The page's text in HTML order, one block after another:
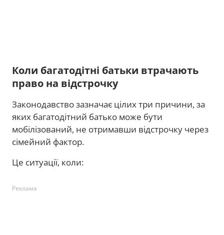
Коли багатодітні батьки втрачають
право на відстрочку
Законодавство зазначає цілих три причини, за
яких багатодітний батько може бути
мобілізований, не отримавши відстрочку через
сімейний фактор.
Це ситуації, коли:
Реклама